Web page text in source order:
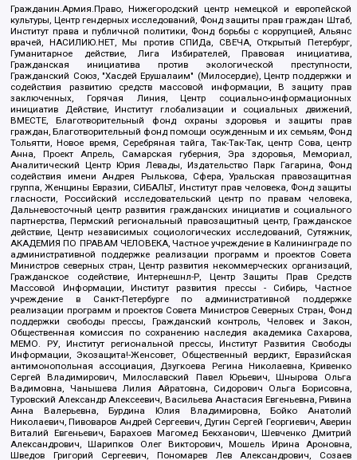
Гражданин.Армия.Право, Нижегородский центр немецкой и европейской
культуры, Центр гендерных исследований, Фонд защиты прав граждан Штаб,
Институт права и публичной политики, Фонд борьбы с коррупцией, Альянс
врачей, НАСИЛИЮ.НЕТ, Мы против СПИДа, СВЕЧА, Открытый Петербург,
Гуманитарное действие, Лига Избирателей, Правовая инициатива,
Гражданская инициатива против экологической преступности,
Гражданский Союз, "Хасдей Ерушалаим" (Милосердие), Центр поддержки и
содействия развитию средств массовой информации, В защиту прав
заключенных, Горячая Линия, Центр социально-информационных
инициатив Действие, Институт глобализации и социальных движений,
ВМЕСТЕ, Благотворительный фонд охраны здоровья и защиты прав
граждан, Благотворительный фонд помощи осужденным и их семьям, Фонд
Тольятти, Новое время, Серебряная тайга, Так-Так-Так, центр Сова, центр
Анна, Проект Апрель, Самарская губерния, Эра здоровья, Мемориал,
Аналитический Центр Юрия Левады, Издательство Парк Гагарина, Фонд
содействия имени Андрея Рылькова, Сфера, Уральская правозащитная
группа, Женщины Евразии, СИБАЛЬТ, Институт прав человека, Фонд защиты
гласности, Российский исследовательский центр по правам человека,
Дальневосточный центр развития гражданских инициатив и социального
партнерства, Пермский региональный правозащитный центр, Гражданское
действие, Центр независимых социологических исследований, Сутяжник,
АКАДЕМИЯ ПО ПРАВАМ ЧЕЛОВЕКА, Частное учреждение в Калининграде по
административной поддержке реализации программ и проектов Совета
Министров северных стран, Центр развития некоммерческих организаций,
Гражданское содействие, Интернешнл-Р, Центр Защиты Прав Средств
Массовой Информации, Институт развития прессы - Сибирь, Частное
учреждение в Санкт-Петербурге по административной поддержке
реализации программ и проектов Совета Министров Северных Стран, Фонд
поддержки свободы прессы, Гражданский контроль, Человек и Закон,
Общественная комиссия по сохранению наследия академика Сахарова,
МЕМО. РУ, Институт региональной прессы, Институт Развития Свободы
Информации, Экозащита!-Женсовет, Общественный вердикт, Евразийская
антимонопольная ассоциация, Дзугкоева Регина Николаевна, Кривенко
Сергей Владимирович, Милославский Павел Юрьевич, Шнырова Ольга
Вадимовна, Чанышева Лилия Айратовна, Сидорович Ольга Борисовна,
Туровский Александр Алексеевич, Васильева Анастасия Евгеньевна, Ривина
Анна Валерьевна, Бурдина Юлия Владимировна, Бойко Анатолий
Николаевич, Пивоваров Андрей Сергеевич, Дугин Сергей Георгиевич, Аверин
Виталий Евгеньевич, Барахоев Магомед Бекханович, Шевченко Дмитрий
Александрович, Шарипков Олег Викторович, Мошель Ирина Ароновна,
Шведов Григорий Сергеевич, Пономарев Лев Александрович, Созаев